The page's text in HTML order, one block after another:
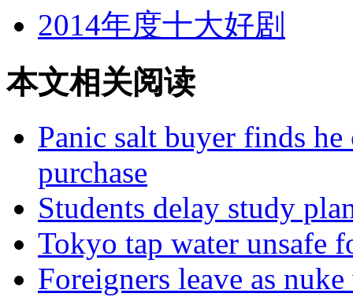
2014年度十大好剧
本文相关阅读
Panic salt buyer finds
purchase
Students delay study
Tokyo tap water unsafe
Foreigners leave as